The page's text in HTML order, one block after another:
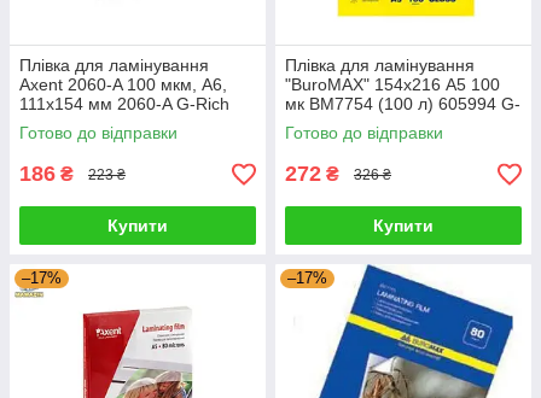
Плівка для ламінування
Axent 2060-A 100 мкм, A6,
111x154 мм 2060-A G-Rich
Готово до відправки
186 ₴ 223 ₴
Купити
Плівка для ламінування
"BuroMAX" 154х216 А5 100
мк BM7754 (100 л) 605994 G-
Rich
Готово до відправки
272 ₴ 326 ₴
Купити
–17% –17%